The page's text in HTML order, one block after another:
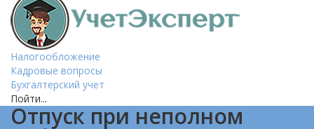
Налогообложение
Кадровые вопросы
Бухгалтерский учет
Пойти...
Отпуск при неполном